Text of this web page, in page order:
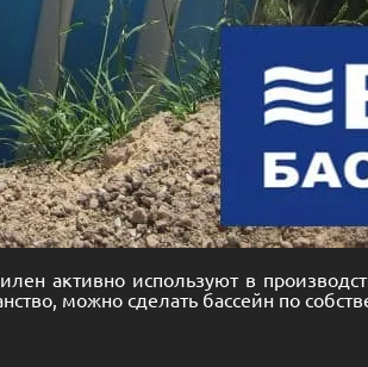
активно используют в
можно сделать бассейн по